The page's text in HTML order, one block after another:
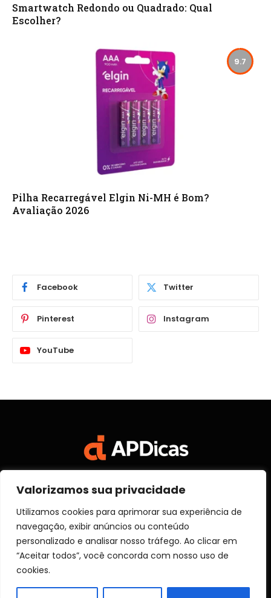
Valorizamos sua privacidade
Utilizamos cookies para aprimorar sua experiência de
navegação, exibir anúncios ou conteúdo
personalizado e analisar nosso tráfego. Ao clicar em
“Aceitar todos”, você concorda com nosso uso de
cookies.
Smartwatch Redondo ou Quadrado: Qual
Escolher?
9.7
Pilha Recarregável Elgin Ni-MH é Bom?
Avaliação 2026
Facebook Twitter
Pinterest Instagram
YouTube
(Twitter)
SOBRE NÓS
POLITICA DE PRIVACIDADE
TERMOS DE USO